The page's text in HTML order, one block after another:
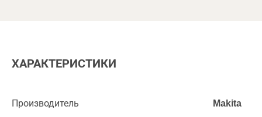
ХАРАКТЕРИСТИКИ
Производитель Makita